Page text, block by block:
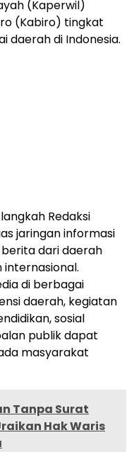
(Kaperwil)
(Kabiro) tingkat
daerah di Indonesia.
Redaksi
jaringan informasi
dari daerah
di berbagai
daerah, kegiatan
sosial
publik dapat
masyarakat
Tanpa Surat
Hak Waris